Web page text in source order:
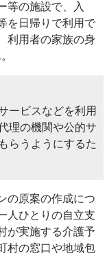
等の施設で、入
を日帰りで利用で
利用者の家族の身
ービスなどを利用
理の機関や公的サ
らうようにするた
の原案の作成につ
人ひとりの自立支
が実施する介護予
村の窓口や地域包